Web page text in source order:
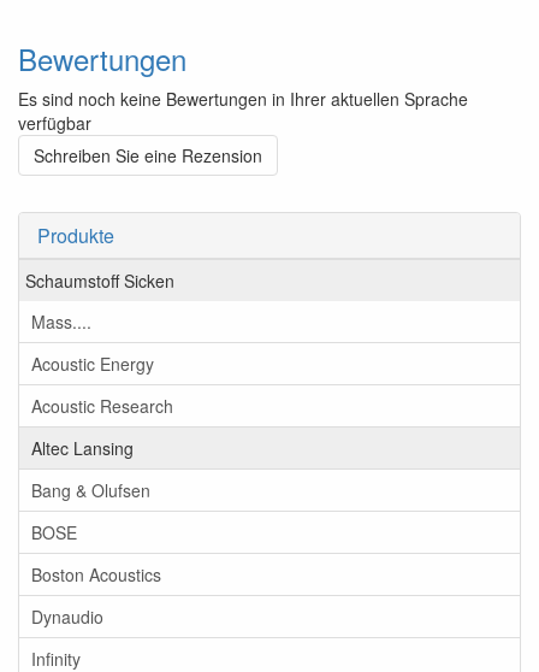
Produkte
Schaumstoff Sicken
Mass....
Acoustic Energy
Acoustic Research
Altec Lansing
Bang & Olufsen
BOSE
Boston Acoustics
Dynaudio
Infinity
Bewertungen
Es sind noch keine Bewertungen in Ihrer aktuellen Sprache
verfügbar
Schreiben Sie eine Rezension